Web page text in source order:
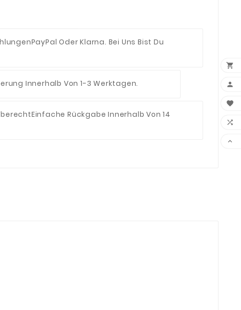
PayPal Oder Klarna. Bei Uns Bist Du
Innerhalb Von 1-3 Werktagen.
Einfache Rückgabe Innerhalb Von 14




